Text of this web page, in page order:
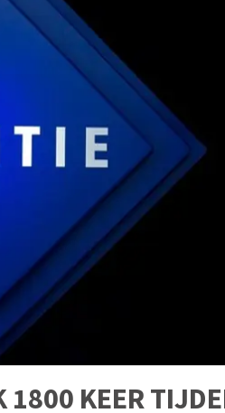
1800 KEER